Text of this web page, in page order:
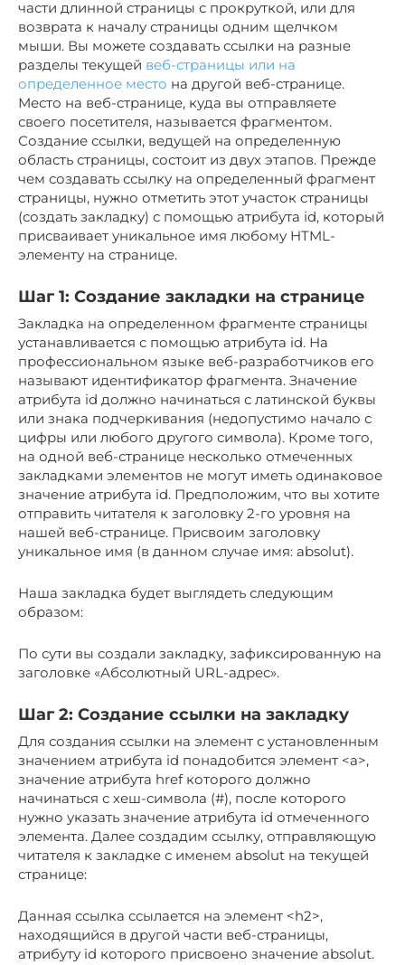
части длинной страницы с прокруткой, или для
возврата к началу страницы одним щелчком
мыши. Вы можете создавать ссылки на разные
разделы текущей веб-страницы или на
определенное место на другой веб-странице.
Место на веб-странице, куда вы отправляете
своего посетителя, называется фрагментом.
Создание ссылки, ведущей на определенную
область страницы, состоит из двух этапов. Прежде
чем создавать ссылку на определенный фрагмент
страницы, нужно отметить этот участок страницы
(создать закладку) с помощью атрибута id, который
присваивает уникальное имя любому HTML-
элементу на странице.
Шаг 1: Создание закладки на странице
Закладка на определенном фрагменте страницы
устанавливается с помощью атрибута id. На
профессиональном языке веб-разработчиков его
называют идентификатор фрагмента. Значение
атрибута id должно начинаться с латинской буквы
или знака подчеркивания (недопустимо начало с
цифры или любого другого символа). Кроме того,
на одной веб-странице несколько отмеченных
закладками элементов не могут иметь одинаковое
значение атрибута id. Предположим, что вы хотите
отправить читателя к заголовку 2-го уровня на
нашей веб-странице. Присвоим заголовку
уникальное имя (в данном случае имя: absolut).
Наша закладка будет выглядеть следующим
образом:
По сути вы создали закладку, зафиксированную на
заголовке «Абсолютный URL-адрес».
Шаг 2: Создание ссылки на закладку
Для создания ссылки на элемент с установленным
значением атрибута id понадобится элемент <a>,
значение атрибута href которого должно
начинаться с хеш-символа (#), после которого
нужно указать значение атрибута id отмеченного
элемента. Далее создадим ссылку, отправляющую
читателя к закладке с именем absolut на текущей
странице:
Данная ссылка ссылается на элемент <h2>,
находящийся в другой части веб-страницы,
атрибуту id которого присвоено значение absolut.